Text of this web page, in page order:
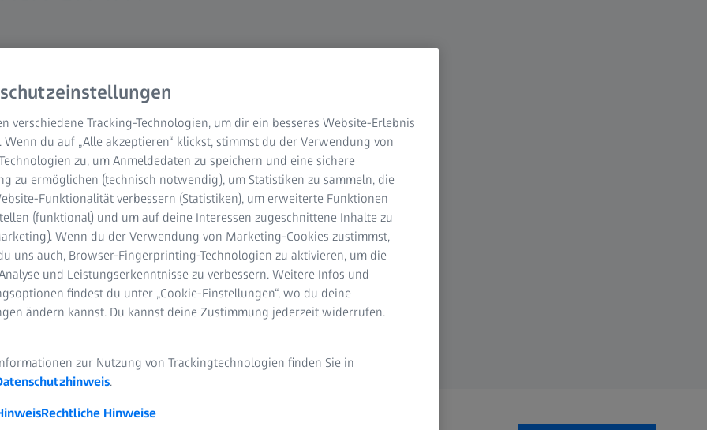
progressiver
Das ZEISS MyoCare
Wahl für die
von über einem
Brillengläser wurden
zu versorgen und
– den ganzen
verschiedene Tracking-Technologien, um dir ein besseres Website-Erlebnis
Wenn du auf „Alle akzeptieren“ klickst, stimmst du der Verwendung von
zu, um Anmeldedaten zu speichern und eine sichere
zu ermöglichen (technisch notwendig), um Statistiken zu sammeln, die
Funktionalität verbessern (Statistiken), um erweiterte Funktionen
(funktional) und um auf deine Interessen zugeschnittene Inhalte zu
Wenn du der Verwendung von Marketing-Cookies zustimmst,
uns auch, Browser-Fingerprinting-Technologien zu aktivieren, um die
und Leistungserkenntnisse zu verbessern. Weitere Infos und
findest du unter „Cookie-Einstellungen“, wo du deine
ändern kannst. Du kannst deine Zustimmung jederzeit widerrufen.
zur Nutzung von Trackingtechnologien finden Sie in
.
Rechtliche Hinweise